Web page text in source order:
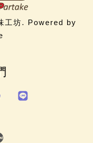
工坊. Powered by
Whatsapp